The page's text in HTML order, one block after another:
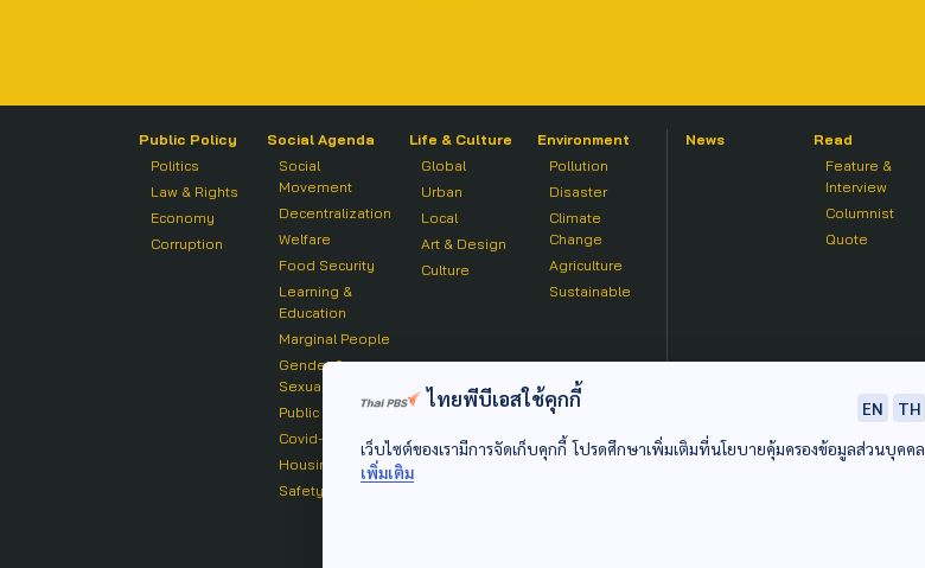
Public Policy
Politics
Law & Rights
Economy
Corruption
Social Agenda
Social
Movement
Decentralization
Welfare
Food Security
Learning &
Education
Marginal People
Gender &
Sexuality
Public Health
Covid-19
Housing
Safety
Life & Culture
Global
Urban
Local
Art & Design
Culture
Environment
Pollution
Disaster
Climate
Change
Agriculture
Sustainable
News
Read
Feature &
Interview
Columnist
Quote
ไทยพีบีเอสใช้คุกกี้ EN
TH
เว็บไซต์ของเรามีการจัดเก็บคุกกี้ โปรดศึกษาเพิ่มเติมที่นโยบายคุ้มครองข้อมูลส่วนบุคคล
เพิ่มเติม